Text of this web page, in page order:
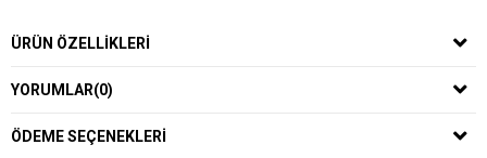
ÜRÜN ÖZELLIKLERI
YORUMLAR(0)
ÖDEME SEÇENEKLERI